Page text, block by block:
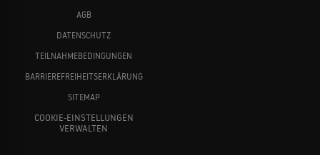
AGB
DATENSCHUTZ
TEILNAHMEBEDINGUNGEN
BARRIEREFREIHEITSERKLÄRUNG
SITEMAP
COOKIE-EINSTELLUNGEN
VERWALTEN